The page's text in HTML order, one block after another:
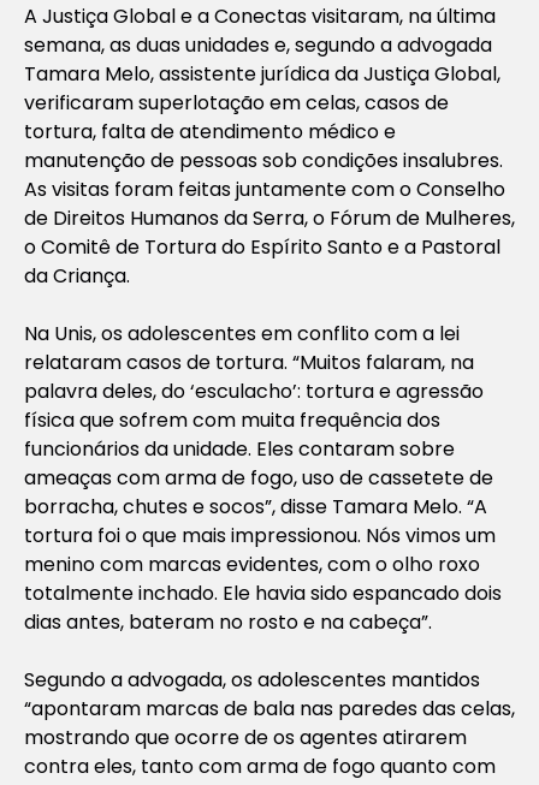
A Justiça Global e a Conectas visitaram, na última
semana, as duas unidades e, segundo a advogada
Tamara Melo, assistente jurídica da Justiça Global,
verificaram superlotação em celas, casos de
tortura, falta de atendimento médico e
manutenção de pessoas sob condições insalubres.
As visitas foram feitas juntamente com o Conselho
de Direitos Humanos da Serra, o Fórum de Mulheres,
o Comitê de Tortura do Espírito Santo e a Pastoral
da Criança.
Na Unis, os adolescentes em conflito com a lei
relataram casos de tortura. “Muitos falaram, na
palavra deles, do ‘esculacho’: tortura e agressão
física que sofrem com muita frequência dos
funcionários da unidade. Eles contaram sobre
ameaças com arma de fogo, uso de cassetete de
borracha, chutes e socos”, disse Tamara Melo. “A
tortura foi o que mais impressionou. Nós vimos um
menino com marcas evidentes, com o olho roxo
totalmente inchado. Ele havia sido espancado dois
dias antes, bateram no rosto e na cabeça”.
Segundo a advogada, os adolescentes mantidos
“apontaram marcas de bala nas paredes das celas,
mostrando que ocorre de os agentes atirarem
contra eles, tanto com arma de fogo quanto com